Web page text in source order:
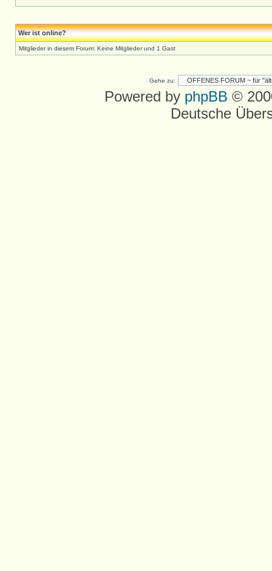
Wer ist online?
Mitglieder in diesem Forum: Keine Mitglieder und 1 Gast
Gehe zu:
Powered by phpBB ©
Deutsche